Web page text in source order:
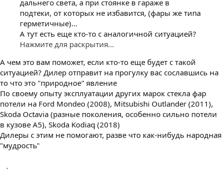
дальнего света, а при стоянке в гараже в
подтеки, от которых не избавится, (фары же типа
герметичные)...
А тут есть еще кто-то с аналогичной ситуацией?
Нажмите для раскрытия...
А чем это вам поможет, если кто-то еще будет с такой
ситуацией? Дилер отправит на прогулку вас сославшись на
то что это "природное" явление
По своему опыту эксплуатации других марок стекла фар
потели на Ford Mondeo (2008), Mitsubishi Outlander (2011),
Skoda Octavia (разные поколения, особенно сильно потели
в кузове А5), Skoda Kodiaq (2018)
Дилеры с этим не помогают, разве что как-нибудь народная
"мудрость"